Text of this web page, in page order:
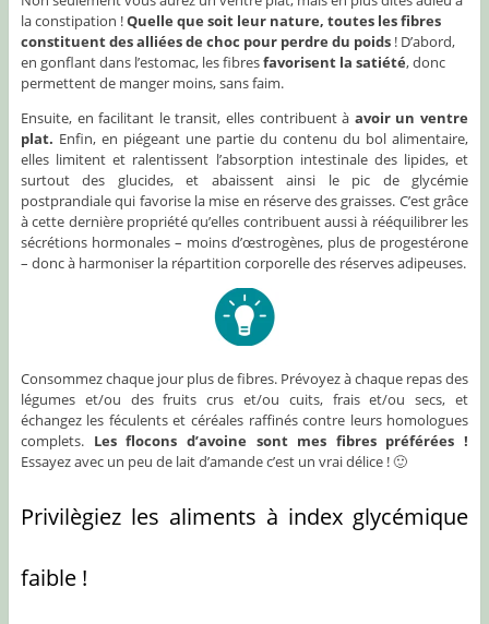
la constipation !Quelle que soit leur nature, toutes les fibres
constituent des alliées de choc pour perdre du poids! D’abord,
en gonflant dans l’estomac, les fibresfavorisent la satiété, donc
permettent de manger moins, sans faim.
Ensuite, en facilitant le transit, elles contribuent à avoir un ventre
plat. Enfin, en piégeant une partie du contenu du bol alimentaire,
elles limitent et ralentissent l’absorption intestinale des lipides, et
surtout des glucides, et abaissent ainsi le pic de glycémie
postprandiale qui favorise la mise en réserve des graisses. C’est grâce
à cette dernière propriété qu’elles contribuent aussi à rééquilibrer les
sécrétions hormonales – moins d’œstrogènes, plus de progestérone
– donc à harmoniser la répartition corporelle des réserves adipeuses.
Consommez chaque jour plus de fibres. Prévoyez à chaque repas des
légumes et/ou des fruits crus et/ou cuits, frais et/ou secs, et
échangez les féculents et céréales raffinés contre leurs homologues
complets. Les flocons d’avoine sont mes fibres préférées !
Essayez avec un peu de lait d’amande c’est un vrai délice ! 🙂
Privilègiez les aliments à index glycémique
faible !